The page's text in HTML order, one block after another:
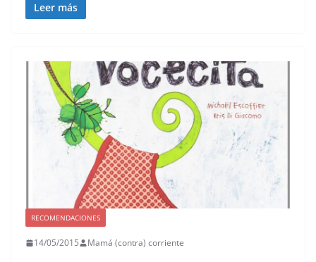
Leer más
RECOMENDACIONES
14/05/2015 Mamá (contra) corriente